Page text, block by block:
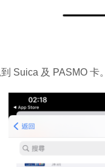
Suica 及 PASMO 卡。